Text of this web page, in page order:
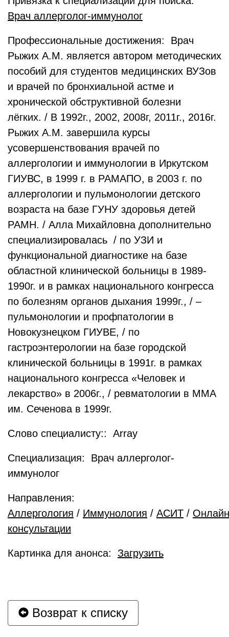
Врач аллерголог-иммунолог
Профессиональные достижения: Врач
Рыжих А.М. является автором методических
пособий для студентов медицинских ВУЗов
и врачей по бронхиальной астме и
хронической обструктивной болезни
лёгких. / В 1992г., 2002, 2008г, 2011г., 2016г.
Рыжих А.М. завершила курсы
усовершенствования врачей по
аллергологии и иммунологии в Иркутском
ГИУВС, в 1999 г. в РАМАПО, в 2003 г. по
аллергологии и пульмонологии детского
возраста на базе ГУНУ здоровья детей
РАМН. / Алла Михайловна дополнительно
специализировалась / по УЗИ и
функциональной диагностике на базе
областной клинической больницы в 1989-
1990г. и в рамках национального конгресса
по болезням органов дыхания 1999г., / –
пульмонологии и профпатологии в
Новокузнецком ГИУВЕ, / по
гастроэнтерологии на базе городской
клинической больницы в 1991г. в рамках
национального конгресса «Человек и
лекарство» в 2006г., / ревматологии в ММА
им. Сеченова в 1999г.
Слово специалисту:: Array
Специализация: Врач аллерголог-
иммунолог
Направления:
Аллергология / Иммунология / АСИТ / Онлайн
консультации
Картинка для анонса: Загрузить
Возврат к списку